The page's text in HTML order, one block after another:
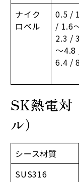
ナイク
ロベル
0.5 /
/ 1.6
2.3 /
～4.8
6.4 /
SK熱電対
ル）
シース材質
SUS316